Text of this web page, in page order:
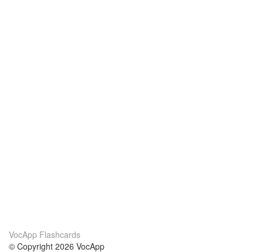
VocApp Flashcards
© Copyright 2026 VocApp